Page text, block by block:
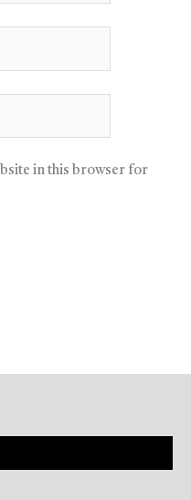
in this browser for